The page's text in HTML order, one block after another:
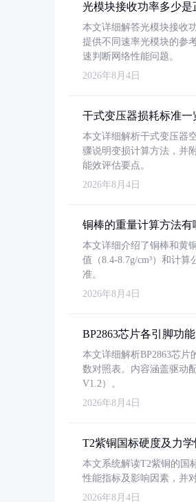
光模块接收功率多少是
本文详细解答光模块接收
提供不同速率光模块的参
速判断网络性能问题。
2026年8月4日
干式变压器损耗标准
本文详细解析干式变压器
骤说明变损计算方法，并
能效评估要点。
2026年8月4日
铜棒的重量计算方法有
本文详细介绍了铜棒和黄
值（8.4-8.7g/cm³）和计
准。
2026年8月4日
BP2863芯片各引脚功能
本文详细解析BP2863芯
数对照表。内容涵盖驱动
V1.2）。
2026年8月4日
T2紫铜国标硬度及力
本文系统解读T2紫铜的国
性能指标及影响因素，并
2026年8月4日